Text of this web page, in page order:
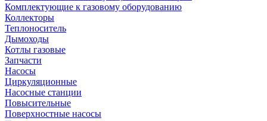
Комплектующие к газовому оборудованию
Коллекторы
Теплоноситель
Дымоходы
Котлы газовые
Запчасти
Насосы
Циркуляционные
Насосные станции
Повысительные
Поверхностные насосы